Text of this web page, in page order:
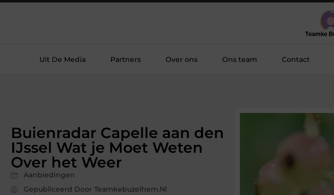
Uit De Media Partners Over ons Ons team Contact
Buienradar Capelle aan den
IJssel Wat je Moet Weten
Over het Weer
Aanbiedingen
Gepubliceerd Door Teamkebuzelhem.nl